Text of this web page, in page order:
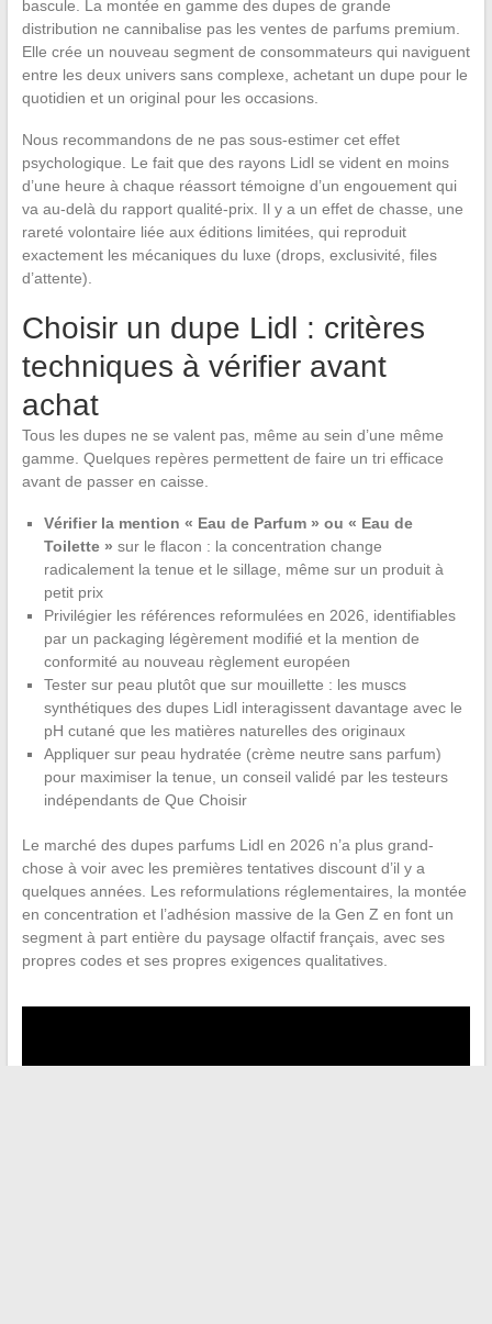
bascule. La montée en gamme des dupes de grande
distribution ne cannibalise pas les ventes de parfums premium.
Elle crée un nouveau segment de consommateurs qui naviguent
entre les deux univers sans complexe, achetant un dupe pour le
quotidien et un original pour les occasions.
Nous recommandons de ne pas sous-estimer cet effet
psychologique. Le fait que des rayons Lidl se vident en moins
d’une heure à chaque réassort témoigne d’un engouement qui
va au-delà du rapport qualité-prix. Il y a un effet de chasse, une
rareté volontaire liée aux éditions limitées, qui reproduit
exactement les mécaniques du luxe (drops, exclusivité, files
d’attente).
Choisir un dupe Lidl : critères
techniques à vérifier avant
achat
Tous les dupes ne se valent pas, même au sein d’une même
gamme. Quelques repères permettent de faire un tri efficace
avant de passer en caisse.
Vérifier la mention « Eau de Parfum » ou « Eau de
Toilette » sur le flacon : la concentration change
radicalement la tenue et le sillage, même sur un produit à
petit prix
Privilégier les références reformulées en 2026, identifiables
par un packaging légèrement modifié et la mention de
conformité au nouveau règlement européen
Tester sur peau plutôt que sur mouillette : les muscs
synthétiques des dupes Lidl interagissent davantage avec le
pH cutané que les matières naturelles des originaux
Appliquer sur peau hydratée (crème neutre sans parfum)
pour maximiser la tenue, un conseil validé par les testeurs
indépendants de Que Choisir
Le marché des dupes parfums Lidl en 2026 n’a plus grand-
chose à voir avec les premières tentatives discount d’il y a
quelques années. Les reformulations réglementaires, la montée
en concentration et l’adhésion massive de la Gen Z en font un
segment à part entière du paysage olfactif français, avec ses
propres codes et ses propres exigences qualitatives.